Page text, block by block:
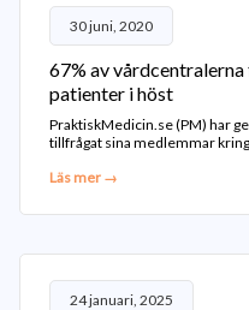
30 juni, 2020
67% av
patienter i höst
PraktiskMedicin.se (PM) har
tillfrågat sina medlemmar
Läs mer →
24 januari, 2025